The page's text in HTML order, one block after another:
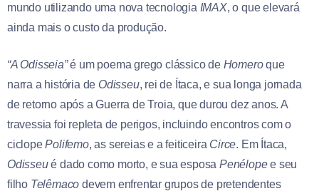
mundo utilizando uma nova tecnologia IMAX, o que elevará
ainda mais o custo da produção.
“A Odisseia”é um poema grego clássico de Homeroque
narra a história de Odisseu, rei de Ítaca, e sua longa jornada
de retorno após a Guerra de Troia, que durou dez anos. A
travessia foi repleta de perigos, incluindo encontros com o
ciclopePolifemo, as sereias e a feiticeira Circe. Em Ítaca,
Odisseué dado como morto, e sua esposaPenélopee seu
filho Telêmacodevem enfrentar grupos de pretendentes